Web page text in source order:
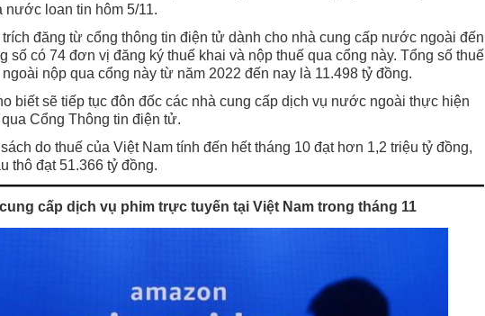
nước loan tin hôm 5/11.
đăng từ cổng thông tin điện tử dành cho nhà cung cấp nước ngoài đến
số có 74 đơn vị đăng ký thuế khai và nộp thuế qua cổng này. Tổng số thuế
nộp qua cổng này từ năm 2022 đến nay là 11.498 tỷ đồng.
biết sẽ tiếp tục đôn đốc các nhà cung cấp dịch vụ nước ngoài thực hiện
Cổng Thông tin điện tử.
do thuế của Việt Nam tính đến hết tháng 10 đạt hơn 1,2 triệu tỷ đồng,
thô đạt 51.366 tỷ đồng.
cấp dịch vụ phim trực tuyến tại Việt Nam trong tháng 11